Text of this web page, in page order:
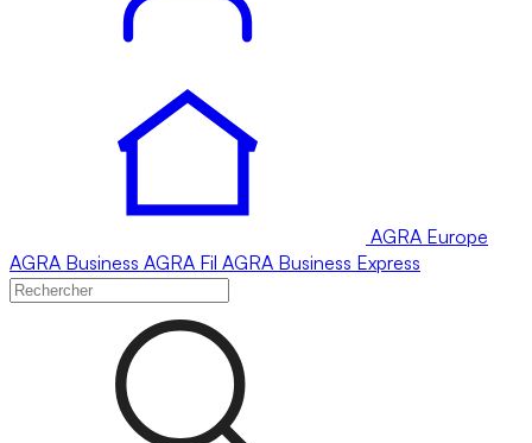
AGRA Europe
AGRA Business AGRA Fil AGRA Business Express